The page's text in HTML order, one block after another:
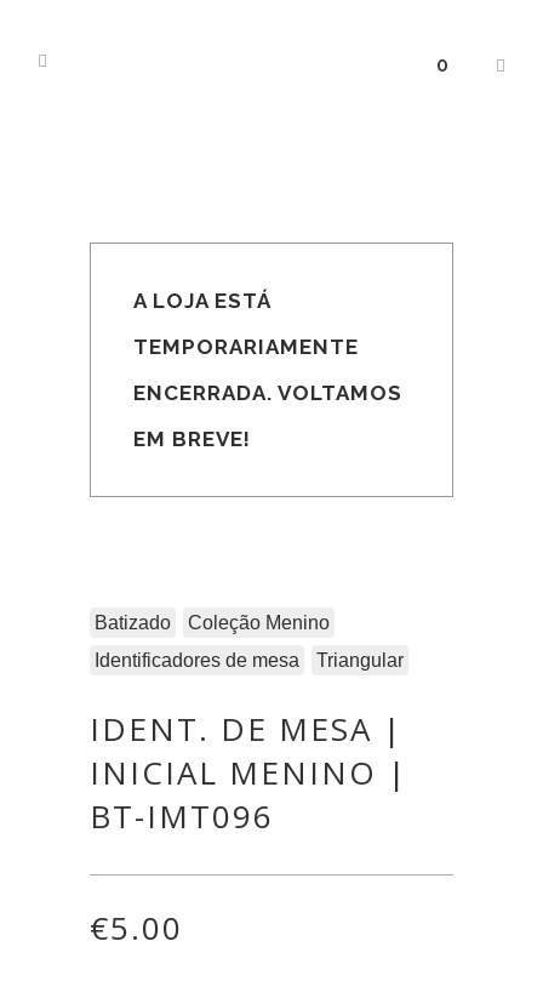
0
A LOJA ESTÁ
TEMPORARIAMENTE
ENCERRADA. VOLTAMOS
EM BREVE!
Batizado
Coleção Menino
Identificadores de mesa
Triangular
IDENT. DE MESA |
INICIAL MENINO |
BT-IMT096
€5.00